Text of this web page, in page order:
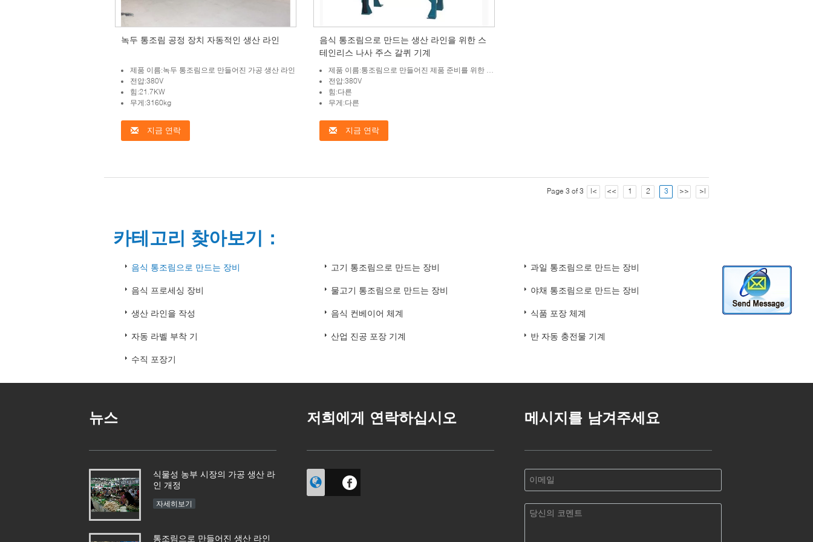
녹두 통조림 공정 장치 자동적인 생산 라인
제품 이름:녹두 통조림으로 만들어진 가공 생산 라인
전압:380V
힘:21.7KW
무게:3160kg
지금 연락
음식 통조림으로 만드는 생산 라인을 위한 스
테인리스 나사 주스 갈퀴 기계
제품 이름:통조림으로 만들어진 제품 준비를 위한 스테인리스 나사 juicing 기계
전압:380V
힘:다른
무게:다른
지금 연락
Page 3 of 3 |< << 1 2 3 >> >|
카테고리 찾아보기：
음식 통조림으로 만드는 장비 고기 통조림으로 만드는 장비 과일 통조림으로 만드는 장비
음식 프로세싱 장비 물고기 통조림으로 만드는 장비 야채 통조림으로 만드는 장비
생산 라인을 작성 음식 컨베이어 체계 식품 포장 체계
자동 라벨 부착 기 산업 진공 포장 기계 반 자동 충전물 기계
수직 포장기
뉴스
식물성 농부 시장의 가공 생산 라
인 개정
자세히보기
통조림으로 만들어진 생산 라인
저희에게 연락하십시오 메시지를 남겨주세요